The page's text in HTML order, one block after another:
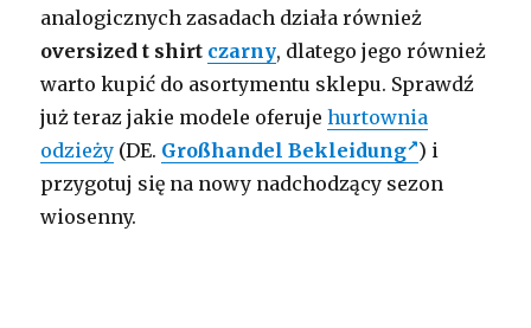
analogicznych zasadach działa również
oversized t shirt czarny, dlatego jego również
warto kupić do asortymentu sklepu. Sprawdź
już teraz jakie modele oferujehurtownia
odzieży (DE. Großhandel Bekleidung ) i
przygotuj się na nowy nadchodzący sezon
wiosenny.